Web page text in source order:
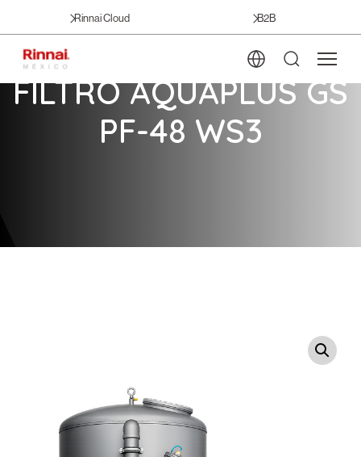
Rinnai Cloud B2B
FILTRO AQUAPLUS GS
PF-48 WS3